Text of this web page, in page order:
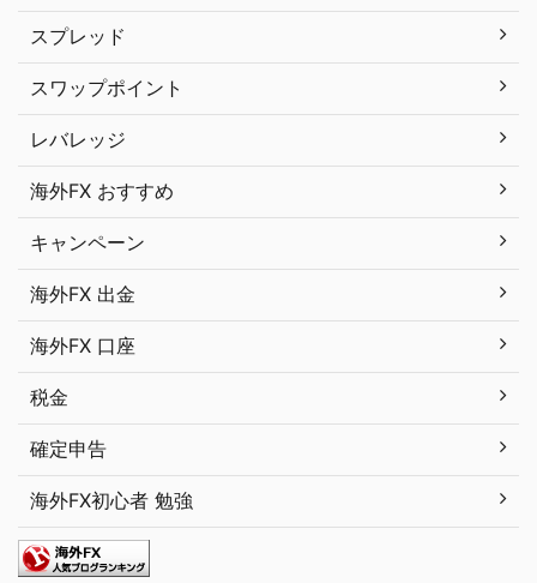
スプレッド
スワップポイント
レバレッジ
海外FX おすすめ
キャンペーン
海外FX 出金
海外FX 口座
税金
確定申告
海外FX初心者 勉強